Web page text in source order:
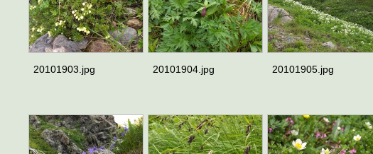
20101903.jpg 20101904.jpg 20101905.jpg